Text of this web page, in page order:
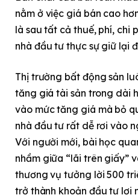
nằm ở việc giá bán cao
là sau tất cả thuế, phí, chi
nhà đầu tư thực sự giữ lại
Thị trường bất động sản
tăng giá tài sản trong dài
vào mức tăng giá mà bỏ
nhà đầu tư rất dễ rơi vào
Với người mới, bài học
nhầm giữa “lãi trên giấy”
thương vụ tưởng lời 500
trở thành khoản đầu tư lợi